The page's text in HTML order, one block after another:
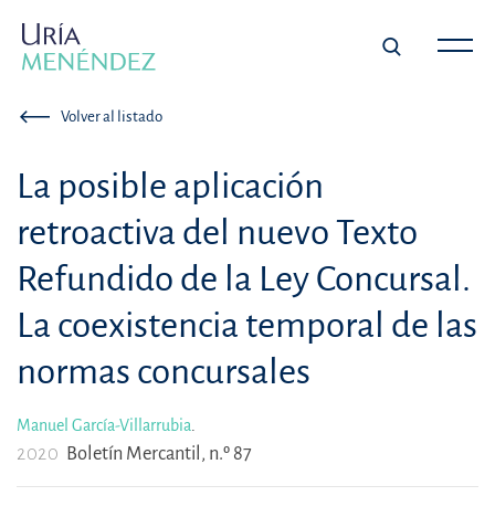
Volver al listado
La posible aplicación
retroactiva del nuevo Texto
Refundido de la Ley Concursal.
La coexistencia temporal de las
normas concursales
Manuel García-Villarrubia.
2020 Boletín Mercantil, n.º 87